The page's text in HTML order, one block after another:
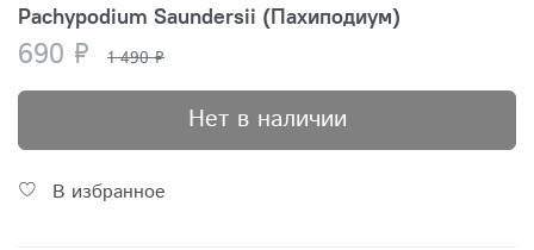
Pachypodium Saundersii (Пахиподиум)
690 ₽ 1 490 ₽
Нет в наличии
В избранное